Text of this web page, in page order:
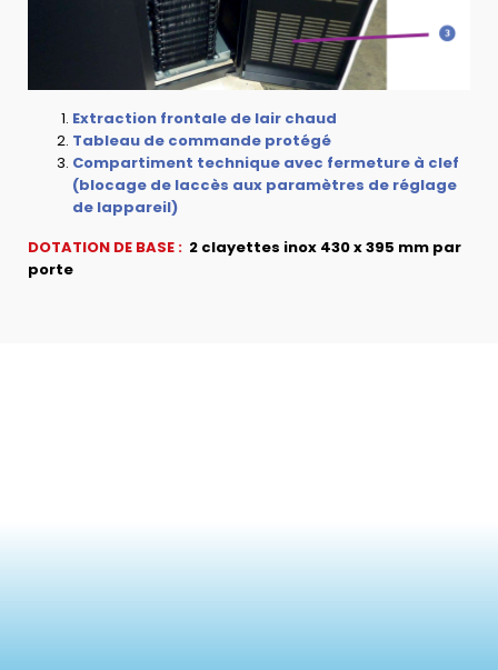
Extraction frontale de lair chaud
Tableau de commande protégé
Compartiment technique avec fermeture à clef
(blocage de laccès aux paramètres de réglage
de lappareil)
DOTATION DE BASE : 2 clayettes inox 430 x 395 mm par
porte